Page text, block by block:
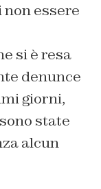
essere
si è resa
denunce
giorni,
state
alcun